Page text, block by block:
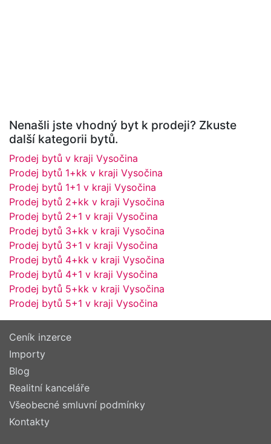
Nenašli jste vhodný byt k prodeji? Zkuste
další kategorii bytů.
Prodej bytů v kraji Vysočina
Prodej bytů 1+kk v kraji Vysočina
Prodej bytů 1+1 v kraji Vysočina
Prodej bytů 2+kk v kraji Vysočina
Prodej bytů 2+1 v kraji Vysočina
Prodej bytů 3+kk v kraji Vysočina
Prodej bytů 3+1 v kraji Vysočina
Prodej bytů 4+kk v kraji Vysočina
Prodej bytů 4+1 v kraji Vysočina
Prodej bytů 5+kk v kraji Vysočina
Prodej bytů 5+1 v kraji Vysočina
Ceník inzerce
Importy
Blog
Realitní kanceláře
Všeobecné smluvní podmínky
Kontakty